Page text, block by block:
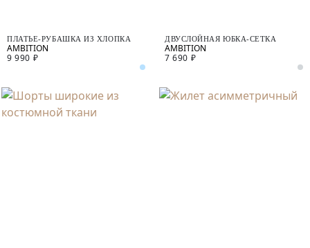
ПЛАТЬЕ-РУБАШКА ИЗ ХЛОПКА
9 990 ₽
ДВУСЛОЙНАЯ ЮБКА-СЕТКА
7 690 ₽